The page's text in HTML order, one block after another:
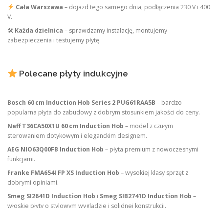
Cała Warszawa – dojazd tego samego dnia, podłączenia 230 V i 400
V.
🛠 Każda dzielnica – sprawdzamy instalację, montujemy
zabezpieczenia i testujemy płytę.
Polecane płyty indukcyjne
Bosch 60 cm Induction Hob Series 2 PUG61RAA5B – bardzo
popularna płyta do zabudowy z dobrym stosunkiem jakości do ceny.
Neff T36CA50X1U 60 cm Induction Hob – model z czułym
sterowaniem dotykowym i eleganckim designem.
AEG NIO63Q00FB Induction Hob – płyta premium z nowoczesnymi
funkcjami.
Franke FMA654I FP XS Induction Hob – wysokiej klasy sprzęt z
dobrymi opiniami.
Smeg SI2641D Induction Hob i Smeg SIB2741D Induction Hob –
włoskie płyty o stylowym wyglądzie i solidnej konstrukcji.